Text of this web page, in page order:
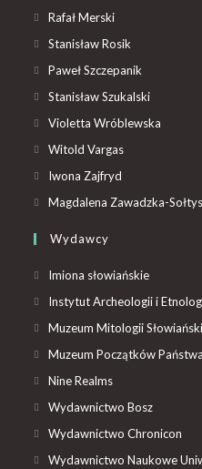
Rafał Merski
Stanisław Rosik
Paweł Szczepanik
Stanisław Szukalski
Violetta Wróblewska
Witold Vargas
Iwona Zajfryd
Magdalena Zawadzka-
Wydawcy
Imiona słowiańskie
Instytut Archeologii i
Muzeum Mitologii
Muzeum Początków
Nine Realms
Wydawnictwo Bosz
Wydawnictwo Chronicon
Wydawnictwo Naukowe